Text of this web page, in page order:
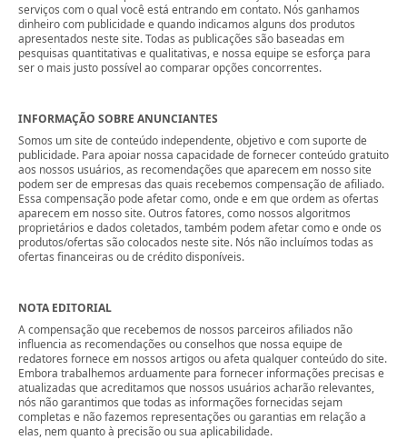
serviços com o qual você está entrando em contato. Nós ganhamos
dinheiro com publicidade e quando indicamos alguns dos produtos
apresentados neste site. Todas as publicações são baseadas em
pesquisas quantitativas e qualitativas, e nossa equipe se esforça para
ser o mais justo possível ao comparar opções concorrentes.
INFORMAÇÃO SOBRE ANUNCIANTES
Somos um site de conteúdo independente, objetivo e com suporte de
publicidade. Para apoiar nossa capacidade de fornecer conteúdo gratuito
aos nossos usuários, as recomendações que aparecem em nosso site
podem ser de empresas das quais recebemos compensação de afiliado.
Essa compensação pode afetar como, onde e em que ordem as ofertas
aparecem em nosso site. Outros fatores, como nossos algoritmos
proprietários e dados coletados, também podem afetar como e onde os
produtos/ofertas são colocados neste site. Nós não incluímos todas as
ofertas financeiras ou de crédito disponíveis.
NOTA EDITORIAL
A compensação que recebemos de nossos parceiros afiliados não
influencia as recomendações ou conselhos que nossa equipe de
redatores fornece em nossos artigos ou afeta qualquer conteúdo do site.
Embora trabalhemos arduamente para fornecer informações precisas e
atualizadas que acreditamos que nossos usuários acharão relevantes,
nós não garantimos que todas as informações fornecidas sejam
completas e não fazemos representações ou garantias em relação a
elas, nem quanto à precisão ou sua aplicabilidade.